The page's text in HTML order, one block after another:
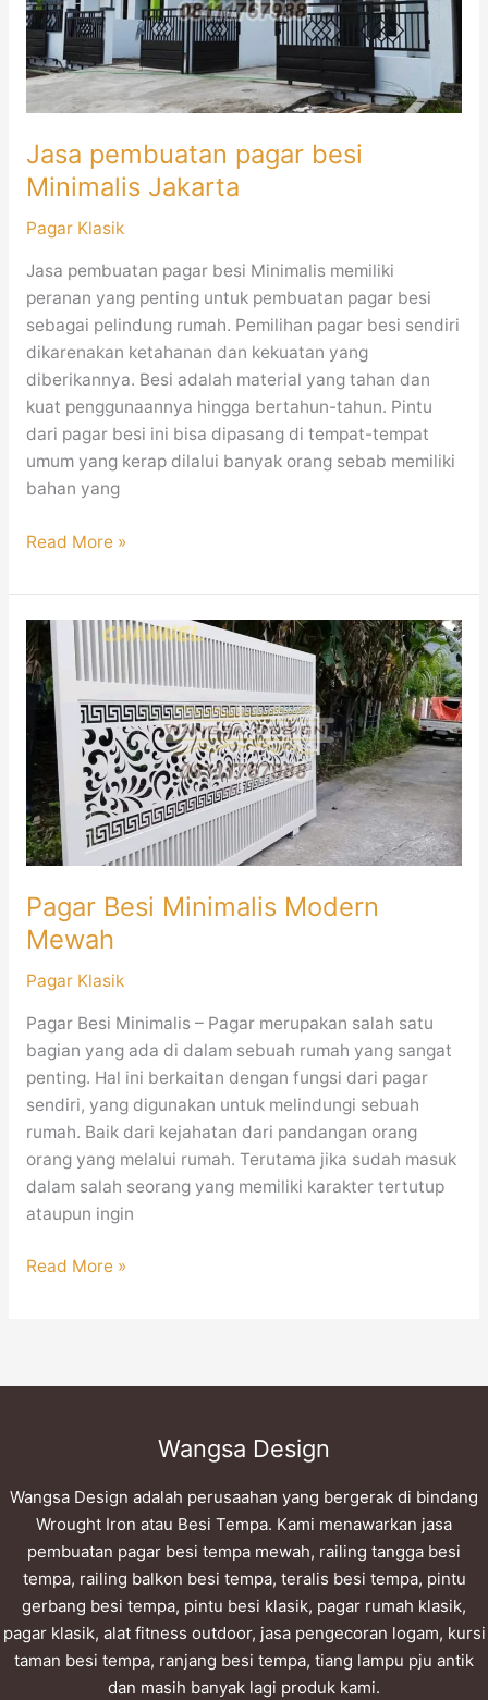
Jasa pembuatan pagar besi
Minimalis Jakarta
Pagar Klasik
Jasa pembuatan pagar besi Minimalis memiliki
peranan yang penting untuk pembuatan pagar besi
sebagai pelindung rumah. Pemilihan pagar besi sendiri
dikarenakan ketahanan dan kekuatan yang
diberikannya. Besi adalah material yang tahan dan
kuat penggunaannya hingga bertahun-tahun. Pintu
dari pagar besi ini bisa dipasang di tempat-tempat
umum yang kerap dilalui banyak orang sebab memiliki
bahan yang
Read More »
Pagar Besi Minimalis Modern
Mewah
Pagar Klasik
Pagar Besi Minimalis – Pagar merupakan salah satu
bagian yang ada di dalam sebuah rumah yang sangat
penting. Hal ini berkaitan dengan fungsi dari pagar
sendiri, yang digunakan untuk melindungi sebuah
rumah. Baik dari kejahatan dari pandangan orang
orang yang melalui rumah. Terutama jika sudah masuk
dalam salah seorang yang memiliki karakter tertutup
ataupun ingin
Pagar
Besi
Minimalis
Modern
Mewah
Read More »
Wangsa Design
Wangsa Design adalah perusaahan yang bergerak di bindang
Wrought Iron atau Besi Tempa. Kami menawarkan jasa
pembuatan pagar besi tempa mewah, railing tangga besi
tempa, railing balkon besi tempa, teralis besi tempa, pintu
gerbang besi tempa, pintu besi klasik, pagar rumah klasik,
pagar klasik, alat fitness outdoor, jasa pengecoran logam, kursi
taman besi tempa, ranjang besi tempa, tiang lampu pju antik
dan masih banyak lagi produk kami.